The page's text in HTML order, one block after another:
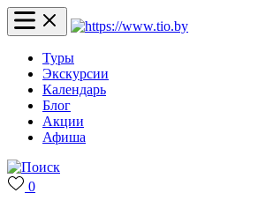
Туры
Экскурсии
Календарь
Блог
Акции
Афиша
0